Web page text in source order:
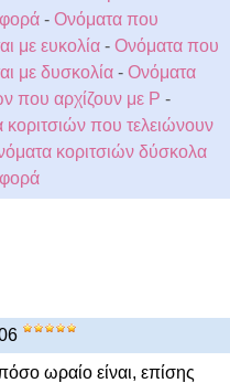
- Ονόματα που
με ευκολία - Ονόματα που
με δυσκολία - Ονόματα
που αρχίζουν με Ρ -
που τελειώνουν
κοριτσιών δύσκολα
ωραίο είναι, επίσης